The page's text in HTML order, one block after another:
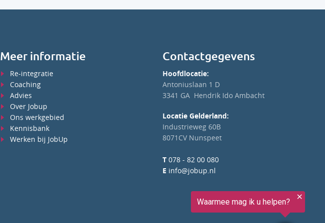
Meer informatie
Re-integratie
Coaching
Advies
Over Jobup
Ons werkgebied
Kennisbank
Werken bij JobUp
Contactgegevens
Hoofdlocatie:
Antoniuslaan 1 D
3341 GA Hendrik Ido Ambacht
Locatie Gelderland:
Industrieweg 60B
8071CV Nunspeet
T 078 - 82 00 080
E info@jobup.nl